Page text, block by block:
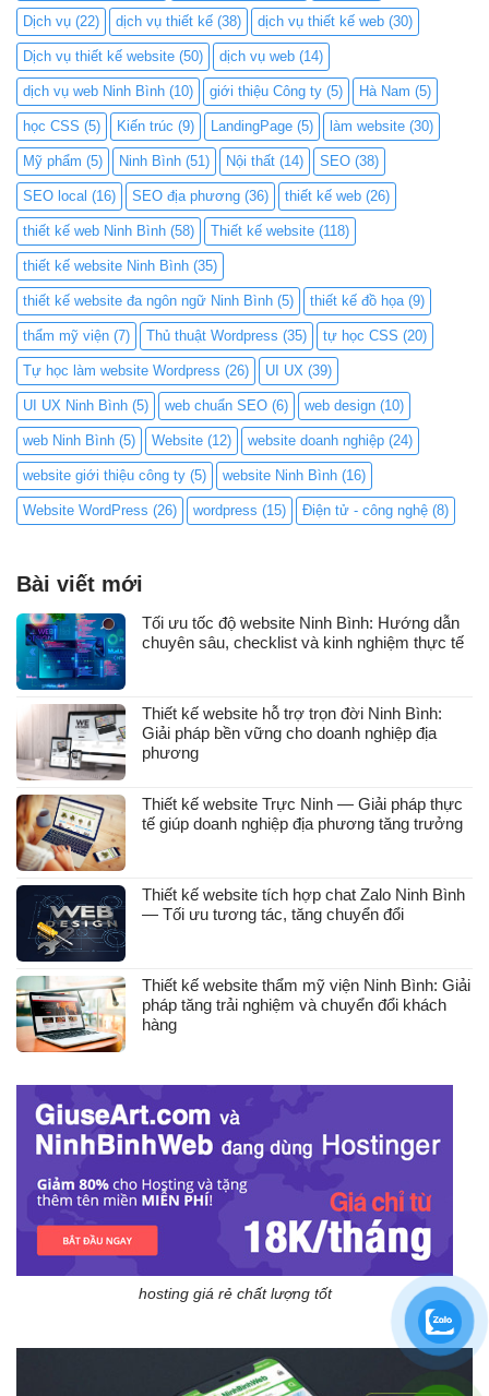
Dịch vụ (22) dịch vụ thiết kế (38) dịch vụ thiết kế web (30)
Dịch vụ thiết kế website (50) dịch vụ web (14)
dịch vụ web Ninh Bình (10) giới thiệu Công ty (5) Hà Nam (5)
học CSS (5) Kiến trúc (9) LandingPage (5) làm website (30)
Mỹ phẩm (5) Ninh Bình (51) Nội thất (14) SEO (38)
SEO local (16) SEO địa phương (36) thiết kế web (26)
thiết kế web Ninh Bình (58) Thiết kế website (118)
thiết kế website Ninh Bình (35)
thiết kế website đa ngôn ngữ Ninh Bình (5) thiết kế đồ họa (9)
thẩm mỹ viện (7) Thủ thuật Wordpress (35) tự học CSS (20)
Tự học làm website Wordpress (26) UI UX (39)
UI UX Ninh Bình (5) web chuẩn SEO (6) web design (10)
web Ninh Bình (5) Website (12) website doanh nghiệp (24)
website giới thiệu công ty (5) website Ninh Bình (16)
Website WordPress (26) wordpress (15) Điện tử - công nghệ (8)
Bài viết mới
Tối ưu tốc độ website Ninh Bình: Hướng dẫn
chuyên sâu, checklist và kinh nghiệm thực tế
Thiết kế website hỗ trợ trọn đời Ninh Bình:
Giải pháp bền vững cho doanh nghiệp địa
phương
Thiết kế website Trực Ninh — Giải pháp thực
tế giúp doanh nghiệp địa phương tăng trưởng
Thiết kế website tích hợp chat Zalo Ninh Bình
— Tối ưu tương tác, tăng chuyển đổi
Thiết kế website thẩm mỹ viện Ninh Bình: Giải
pháp tăng trải nghiệm và chuyển đổi khách
hàng
hosting giá rẻ chất lượng tốt